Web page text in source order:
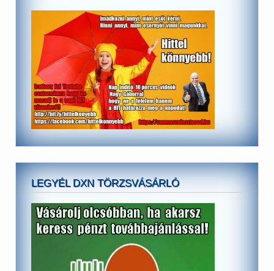
LEGYÉL DXN TÖRZSVÁSÁRLÓ